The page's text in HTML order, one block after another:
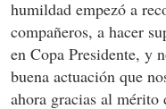
humildad empezó a
compañeros, a hacer
en Copa Presidente, y
buena actuación que
ahora gracias al mérito